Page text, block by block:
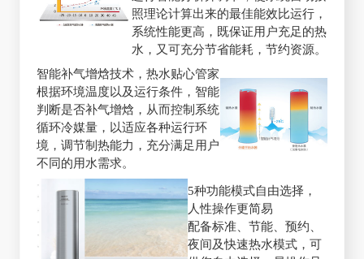
照理论计算出来的最佳能效比运行，
系统性能更高，既保证用户充足的热
水，又可充分节省能耗，节约资源。
智能补气增焓技术，热水贴心管家
根据环境温度以及运行条件，智能
判断是否补气增焓，从而控制系统
循环冷媒量，以适应各种运行环
境，调节制热能力，充分满足用户
不同的用水需求。
5种功能模式自由选择，
人性操作更简易
配备标准、节能、预约、
夜间及快速热水模式，可